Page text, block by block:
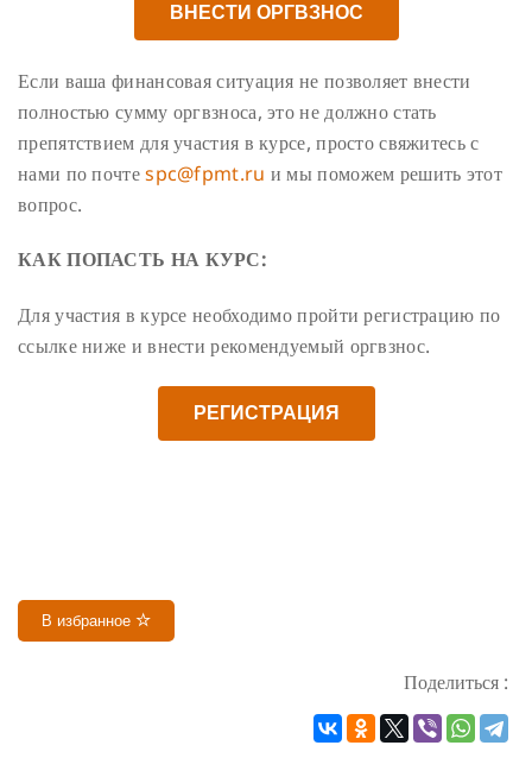
ВНЕСТИ ОРГВЗНОС
Если ваша финансовая ситуация не позволяет внести
полностью сумму оргвзноса, это не должно стать
препятствием для участия в курсе, просто свяжитесь с
нами по почтеspc@fpmt.ru и мы поможем решить этот
вопрос.
КАК ПОПАСТЬ НА КУРС:
Для участия в курсе необходимо пройти регистрацию по
ссылке ниже и внести рекомендуемый оргвзнос.
РЕГИСТРАЦИЯ
В избранное
Поделиться :